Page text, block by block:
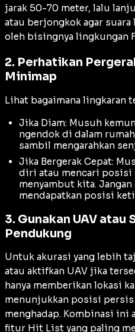
jarak 50-70 meter, lalu
atau berjongkok agar
oleh bisingnya lingkungan
2. Perhatikan
Minimap
Lihat bagaimana lingkaran
Jika Diam: Musuh
ngendok di dalam
sambil mengarahkan
Jika Bergerak Cepat:
diri atau mencari posisi
menyambut kita.
mendapatkan posisi
3. Gunakan UAV atau
Pendukung
Untuk akurasi yang lebih
atau aktifkan UAV jika
hanya memberikan lokasi
menunjukkan posisi persis
menghadap. Kombinasi ini
fitur Hit List yang paling